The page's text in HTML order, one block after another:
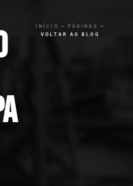
INÍCIO > PÁGINAS >
VOLTAR AO BLOG